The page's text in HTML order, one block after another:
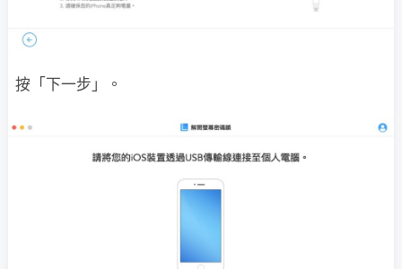
按「下一步」。